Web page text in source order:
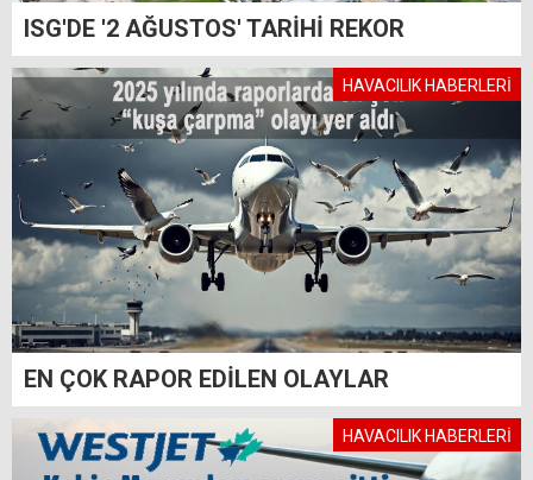
ISG'DE '2 AĞUSTOS' TARİHİ REKOR
HAVACILIK HABERLERİ
EN ÇOK RAPOR EDİLEN OLAYLAR
HAVACILIK HABERLERİ